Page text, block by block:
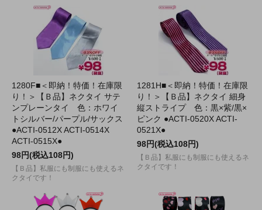
1280F■＜即納！特価！在庫限
り！＞【Ｂ品】ネクタイ サテ
ンプレーンタイ 色：ホワイ
トシルバー/パープル/サックス
●ACTI-0512X ACTI-0514X
ACTI-0515X●
98円(税込108円)
【Ｂ品】私服にも制服にも使えるネ
クタイです！
1281H■＜即納！特価！在庫限
り！＞【Ｂ品】ネクタイ 細身
縦ストライプ 色：黒×紫/黒×
ピンク ●ACTI-0520X ACTI-
0521X●
98円(税込108円)
【Ｂ品】私服にも制服にも使えるネ
クタイです！